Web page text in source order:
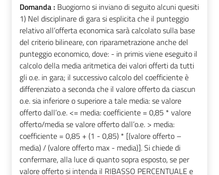
Domanda : Buogiorno si inviano di seguito alcuni quesiti
1) Nel disciplinare di gara si esplicita che il punteggio
relativo all’offerta economica sarà calcolato sulla base
del criterio bilineare, con riparametrazione anche del
punteggio economico, dove: - in primis viene eseguito il
calcolo della media aritmetica dei valori offerti da tutti
gli o.e. in gara; il successivo calcolo del coefficiente è
differenziato a seconda che il valore offerto da ciascun
o.e. sia inferiore o superiore a tale media: se valore
offerto dall’o.e. <= media: coefficiente = 0,85 * valore
offerto/media se valore offerto dall’o.e. > media:
coefficiente = 0,85 + (1 - 0,85) * [(valore offerto –
media) / (valore offerto max - media)]. Si chiede di
confermare, alla luce di quanto sopra esposto, se per
valore offerto si intenda il RIBASSO PERCENTUALE e